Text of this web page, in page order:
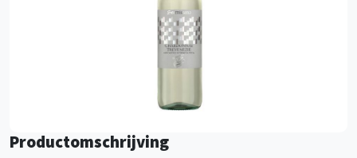
Productomschrijving